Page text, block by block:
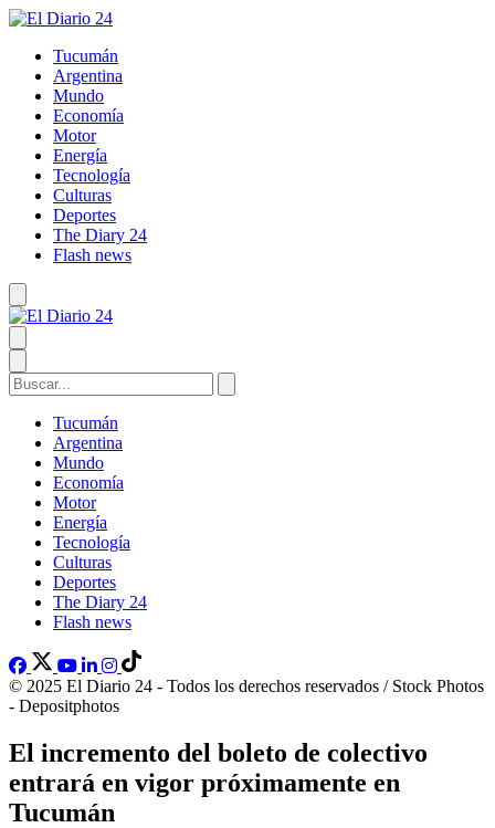
Tucumán
Argentina
Mundo
Economía
Motor
Energía
Tecnología
Culturas
Deportes
The Diary 24
Flash news
Tucumán
Argentina
Mundo
Economía
Motor
Energía
Tecnología
Culturas
Deportes
The Diary 24
Flash news
© 2025 El Diario 24 - Todos los derechos reservados / Stock Photos
- Depositphotos
El incremento del boleto de colectivo
entrará en vigor próximamente en
Tucumán